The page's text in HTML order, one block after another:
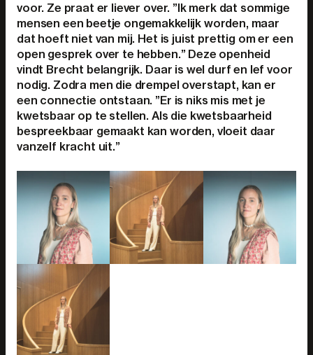
voor. Ze praat er liever over. ”Ik merk dat sommige
mensen een beetje ongemakkelijk worden, maar
dat hoeft niet van mij. Het is juist prettig om er een
open gesprek over te hebben.” Deze openheid
vindt Brecht belangrijk. Daar is wel durf en lef voor
nodig. Zodra men die drempel overstapt, kan er
een connectie ontstaan. ”Er is niks mis met je
kwetsbaar op te stellen. Als die kwetsbaarheid
bespreekbaar gemaakt kan worden, vloeit daar
vanzelf kracht uit.”